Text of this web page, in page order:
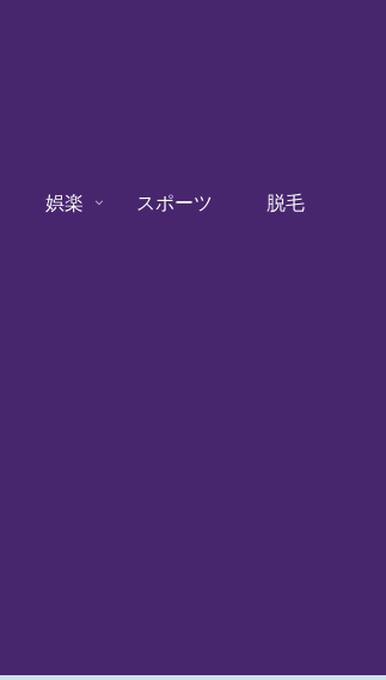
娯楽 スポーツ 脱毛